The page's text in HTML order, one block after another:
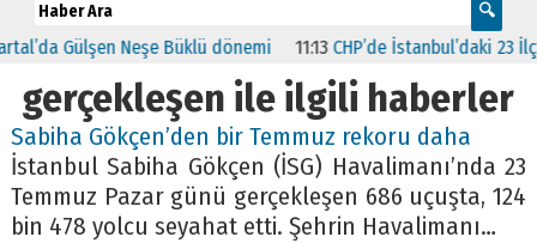
Gülşen Neşe Büklü dönemi 11:13 CHP’de İstanbul’daki 23
gerçekleşen ile ilgili haberler
Sabiha Gökçen’den bir Temmuz rekoru daha
İstanbul Sabiha Gökçen (İSG) Havalimanı’nda 23
Temmuz Pazar günü gerçekleşen 686 uçuşta, 124
bin 478 yolcu seyahat etti. Şehrin Havalimanı…